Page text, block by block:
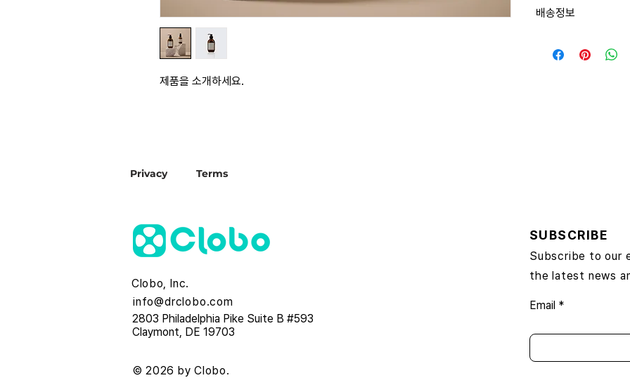
제품을 소개하세요.
해 적어주세요.
를 제공하세요.
배송정보
은 소비자들에게 내 제
Privacy Terms
Clobo, Inc.
info@drclobo.com
2803 Philadelphia Pike Suite B #593
Claymont, DE 19703
© 2026 by Clobo.
SUBSCRIBE
Subscribe to our
the latest news
Email